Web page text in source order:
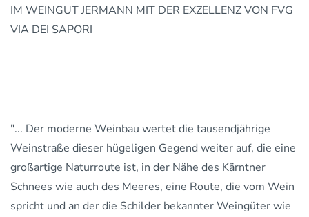
IM WEINGUT JERMANN MIT DER EXZELLENZ VON FVG
VIA DEI SAPORI
"... Der moderne Weinbau wertet die tausendjährige
Weinstraße dieser hügeligen Gegend weiter auf, die eine
großartige Naturroute ist, in der Nähe des Kärntner
Schnees wie auch des Meeres, eine Route, die vom Wein
spricht und an der die Schilder bekannter Weingüter wie